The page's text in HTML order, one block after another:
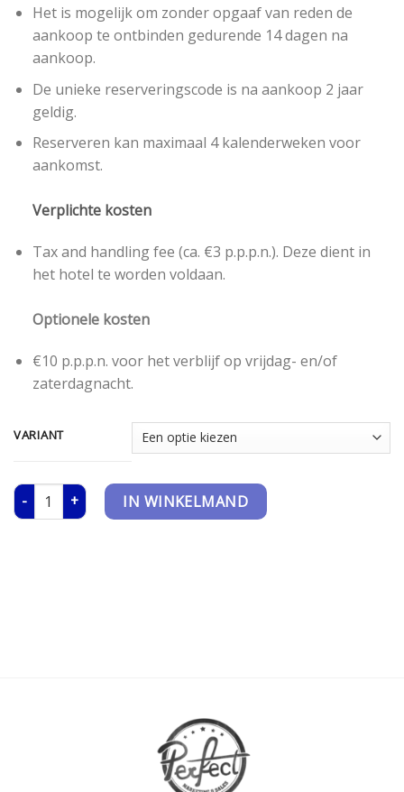
Het is mogelijk om zonder opgaaf van reden de
aankoop te ontbinden gedurende 14 dagen na
aankoop.
De unieke reserveringscode is na aankoop 2 jaar
geldig.
Reserveren kan maximaal 4 kalenderweken voor
aankomst.
Verplichte kosten
Tax and handling fee (ca. €3 p.p.p.n.). Deze dient in
het hotel te worden voldaan.
Optionele kosten
€10 p.p.p.n. voor het verblijf op vrijdag- en/of
zaterdagnacht.
VARIANT
Nachtje weg voor 2 personen - Fletcher Hotels aantal
IN WINKELMAND